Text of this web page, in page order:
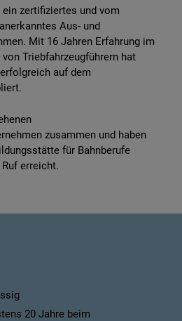
ein zertifiziertes und vom
Aus- und
Mit 16 Jahren Erfahrung im
Triebfahrzeugführern hat
auf dem
zusammen und haben
für Bahnberufe
erreicht.
20 Jahre beim